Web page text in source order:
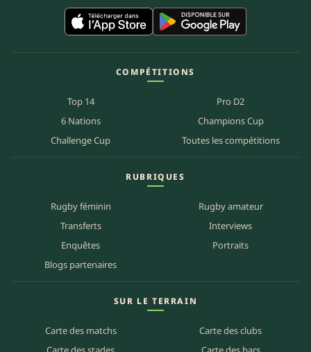
COMPÉTITIONS
Top 14
Pro D2
6 Nations
Champions Cup
Challenge Cup
Toutes les compétitions
RUBRIQUES
Rugby féminin
Rugby amateur
Transferts
Interviews
Enquêtes
Portraits
Blogs partenaires
SUR LE TERRAIN
Carte des matchs
Carte des clubs